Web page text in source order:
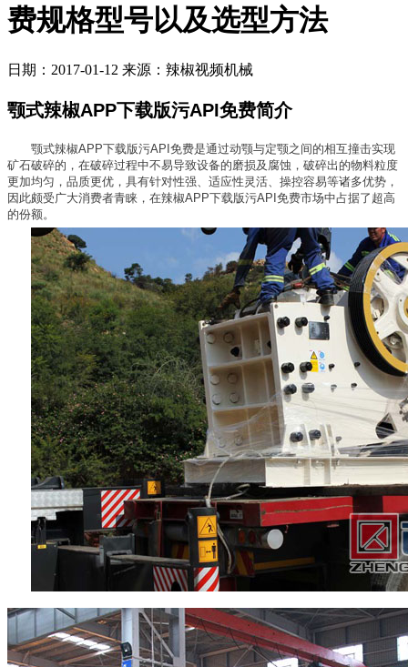
费规格型号以及选型方法
日期：2017-01-12 来源：辣椒视频机械
颚式辣椒APP下载版污API免费简介
颚式辣椒APP下载版污API免费是通过动颚与定颚之间的相互撞击实现
矿石破碎的，在破碎过程中不易导致设备的磨损及腐蚀，破碎出的物料粒度
更加均匀，品质更优，具有针对性强、适应性灵活、操控容易等诸多优势，
因此颇受广大消费者青睐，在辣椒APP下载版污API免费市场中占据了超高
的份额。